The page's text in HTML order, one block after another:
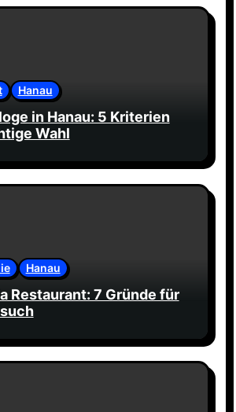
Hanau
in Hanau: 5 Kriterien
Wahl
Hanau
Restaurant: 7 Gründe für